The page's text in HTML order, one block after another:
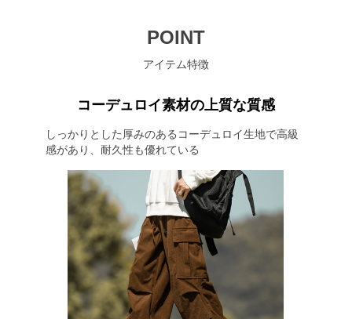
POINT
アイテム特徴
コーデュロイ素材の上質な質感
しっかりとした厚みのあるコーデュロイ生地で高級
感があり、耐久性も優れている